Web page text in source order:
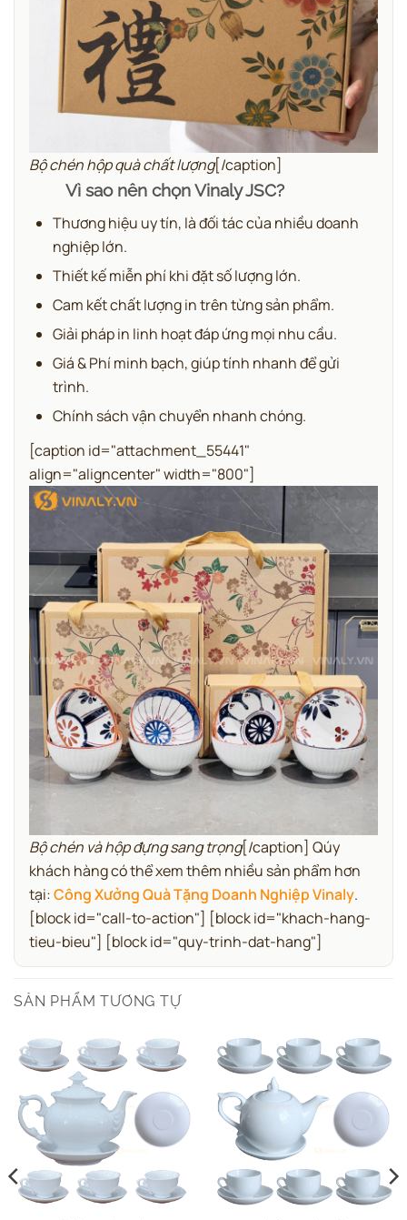
Bộ chén hộp quà chất lượng[/caption]
Vì sao nên chọn Vinaly JSC?
Thương hiệu uy tín, là đối tác của nhiều doanh
nghiệp lớn.
Thiết kế miễn phí khi đặt số lượng lớn.
Cam kết chất lượng in trên từng sản phẩm.
Giải pháp in linh hoạt đáp ứng mọi nhu cầu.
Giá & Phí minh bạch, giúp tính nhanh để gửi
trình.
Chính sách vận chuyển nhanh chóng.
[caption id="attachment_55441"
align="aligncenter" width="800"]
Bộ chén và hộp đựng sang trọng[/caption] Qúy
khách hàng có thể xem thêm nhiều sản phẩm hơn
tại:Công Xưởng Quà Tặng Doanh Nghiệp Vinaly.
[block id="call-to-action"] [block id="khach-hang-
tieu-bieu"] [block id="quy-trinh-dat-hang"]
SẢN PHẨM TƯƠNG TỰ